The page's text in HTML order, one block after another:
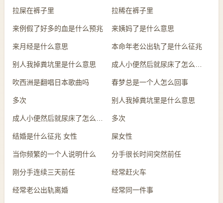
拉屎在裤子里 拉稀在裤子里
来例假了好多的血是什么预兆 来姨妈了是什么意思
来月经是什么意思 本命年老公出轨了是什么征兆
别人我掉粪坑里是什么意思
吹西洲是翻唱日本歌曲吗 春梦总是一个人怎么回事
多次 别人我掉粪坑里是什么意思
多次
结婚是什么征兆 女性 屎女性
当你频繁的一个人说明什么 分手很长时间突然前任
刚分手连续三天前任 经常赶火车
经常老公出轨离婚 经常同一件事